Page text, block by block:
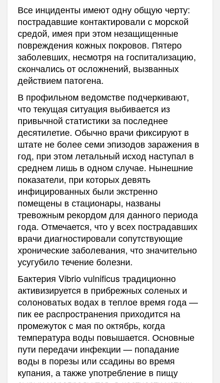
Все инциденты имеют одну общую черту:
пострадавшие контактировали с морской
средой, имея при этом незащищенные
повреждения кожных покровов. Пятеро
заболевших, несмотря на госпитализацию,
скончались от осложнений, вызванных
действием патогена.
В профильном ведомстве подчеркивают,
что текущая ситуация выбивается из
привычной статистики за последнее
десятилетие. Обычно врачи фиксируют в
штате не более семи эпизодов заражения в
год, при этом летальный исход наступал в
среднем лишь в одном случае. Нынешние
показатели, при которых девять
инфицированных были экстренно
помещены в стационары, названы
тревожным рекордом для данного периода
года. Отмечается, что у всех пострадавших
врачи диагностировали сопутствующие
хронические заболевания, что значительно
усугубило течение болезни.
Бактерия Vibrio vulnificus традиционно
активизируется в прибрежных соленых и
солоноватых водах в теплое время года —
пик ее распространения приходится на
промежуток с мая по октябрь, когда
температура воды повышается. Основные
пути передачи инфекции — попадание
воды в порезы или ссадины во время
купания, а также употребление в пищу